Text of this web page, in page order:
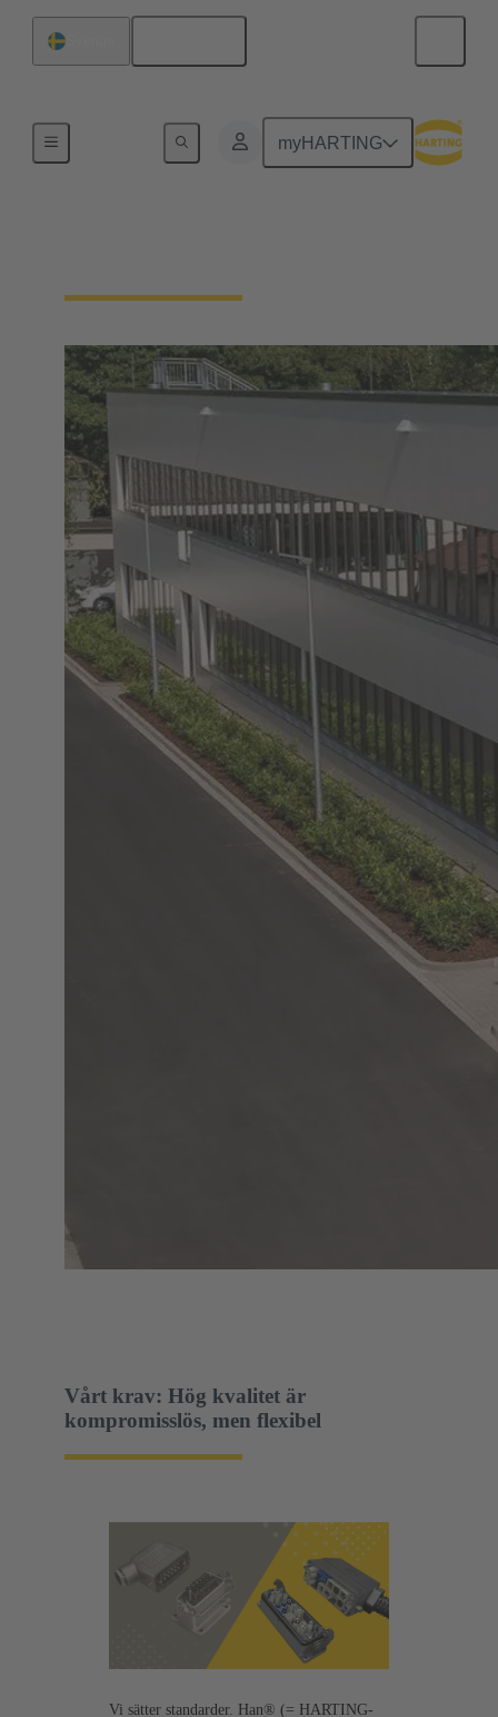
myHARTING
Integrerat ledningssystem (IMS)
Vårt krav: Hög kvalitet är
kompromisslös, men flexibel
Vi sätter standarder. Han® (= HARTING-